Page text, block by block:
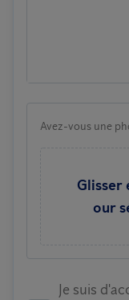
Avez-vous une
Glisser
our
Je suis